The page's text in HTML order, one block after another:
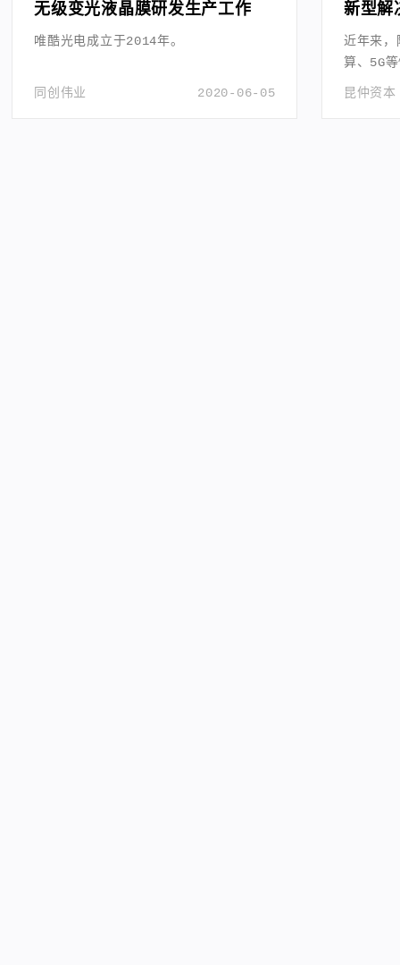
无级变光液晶膜研发生产工作
唯酷光电成立于2014年。
2020-06-05
同创伟业
新型解
近年来，
算、5G
阔。
昆仲资本